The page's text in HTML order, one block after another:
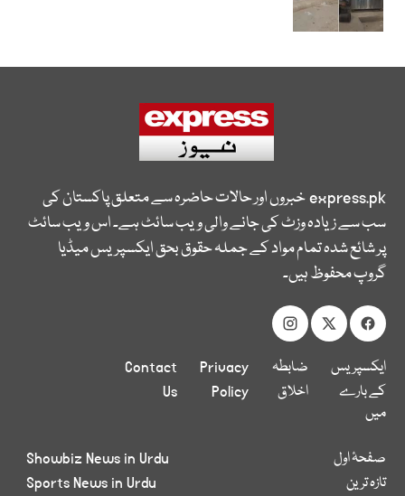
express.pkخبروں اور حالات حاضرہ سے متعلق پاکستان کی
سب سے زیادہ وزٹ کی جانے والی ویب سائٹ ہے۔ اس ویب سائٹ
پر شائع شدہ تمام مواد کے جملہ حقوق بحق ایکسپریس میڈیا
گروپ محفوظ ہیں۔
ایکسپریس
کے بارے
میں
ضابطہ
اخلاق
Privacy
Policy
Contact
Us
صفحۂ اول
تازہ ترین
Showbiz News in Urdu
Sports News in Urdu